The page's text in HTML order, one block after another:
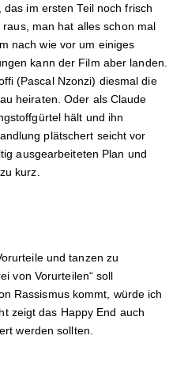
im ersten Teil noch frisch
man hat alles schon mal
nach wie vor um einiges
kann der Film aber landen.
(Pascal Nzonzi) diesmal die
heiraten. Oder als Claude
hält und ihn
plätschert seicht vor
ausgearbeiteten Plan und
kurz.
und tanzen zu
von Vorurteilen“ soll
Rassismus kommt, würde ich
zeigt das Happy End auch
werden sollten.